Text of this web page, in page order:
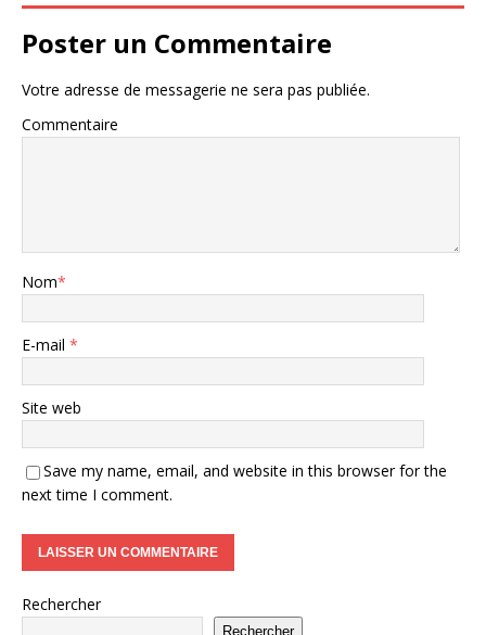
Poster un Commentaire
Votre adresse de messagerie ne sera pas publiée.
Commentaire
Nom*
E-mail *
Site web
Save my name, email, and website in this browser for the
next time I comment.
Rechercher
Rechercher